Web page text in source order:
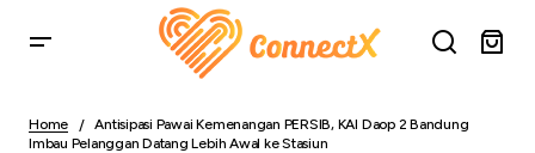
Bandung Imbau Pelanggan Datang Lebih Awal ke Stasiun
Home
Antisipasi Pawai Kemenangan PERSIB, KAI Daop 2 Bandung
Imbau Pelanggan Datang Lebih Awal ke Stasiun